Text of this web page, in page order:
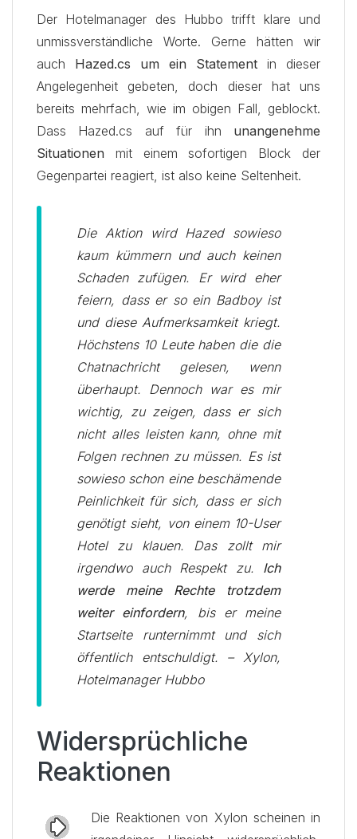
Der Hotelmanager des Hubbo trifft klare und
unmissverständliche Worte. Gerne hätten wir
auch Hazed.cs um ein Statement in dieser
Angelegenheit gebeten, doch dieser hat uns
bereits mehrfach, wie im obigen Fall, geblockt.
Dass Hazed.cs auf für ihn unangenehme
Situationen mit einem sofortigen Block der
Gegenpartei reagiert, ist also keine Seltenheit.
Die Aktion wird Hazed sowieso
kaum kümmern und auch keinen
Schaden zufügen. Er wird eher
feiern, dass er so ein Badboy ist
und diese Aufmerksamkeit kriegt.
Höchstens 10 Leute haben die die
Chatnachricht gelesen, wenn
überhaupt. Dennoch war es mir
wichtig, zu zeigen, dass er sich
nicht alles leisten kann, ohne mit
Folgen rechnen zu müssen. Es ist
sowieso schon eine beschämende
Peinlichkeit für sich, dass er sich
genötigt sieht, von einem 10-User
Hotel zu klauen. Das zollt mir
irgendwo auch Respekt zu. Ich
werde meine Rechte trotzdem
weiter einfordern, bis er meine
Startseite runternimmt und sich
öffentlich entschuldigt. – Xylon,
Hotelmanager Hubbo
Widersprüchliche
Reaktionen
Die Reaktionen von Xylon scheinen in